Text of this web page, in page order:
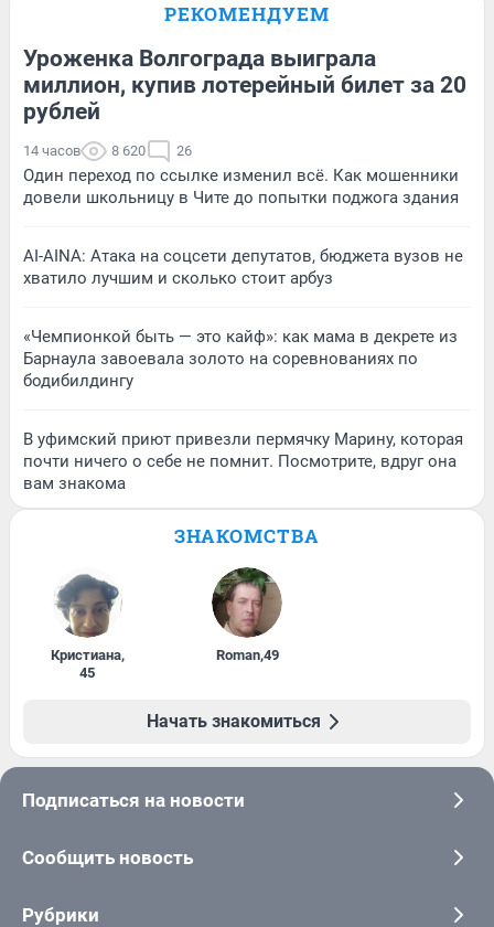
РЕКОМЕНДУЕМ
Уроженка Волгограда выиграла
миллион, купив лотерейный билет за 20
рублей
14 часов 8 620 26
Один переход по ссылке изменил всё. Как мошенники
довели школьницу в Чите до попытки поджога здания
AI-AINA: Атака на соцсети депутатов, бюджета вузов не
хватило лучшим и сколько стоит арбуз
«Чемпионкой быть — это кайф»: как мама в декрете из
Барнаула завоевала золото на соревнованиях по
бодибилдингу
В уфимский приют привезли пермячку Марину, которая
почти ничего о себе не помнит. Посмотрите, вдруг она
вам знакома
ЗНАКОМСТВА
Кристиана,
45
Roman,49
Начать знакомиться
Подписаться на новости
Сообщить новость
Рубрики